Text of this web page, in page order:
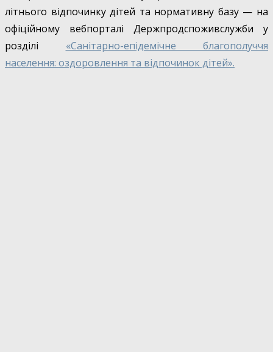
літнього відпочинку дітей та нормативну базу — на
офіційному вебпорталі Держпродспоживслужби у
розділі «Санітарно-епідемічне благополуччя
населення: оздоровлення та відпочинок дітей».